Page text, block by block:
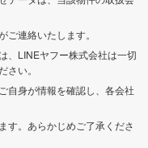
連絡いたします。
、LINEヤフー株式会社は一切
い。
自身が情報を確認し、各会社
す。あらかじめご了承くださ